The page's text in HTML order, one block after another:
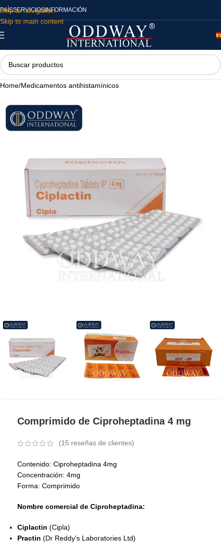
Skip to navigation
Skip to main content
PAÍSSERVICIOSINFORMACIÓN
Home/Medicamentos antihistamínicos
Comprimido de Ciproheptadina 4 mg
(15 reseñas de clientes)
Contenido: Ciproheptadina 4mg
Concentración: 4mg
Forma: Comprimido
Nombre comercial de Ciproheptadina:
Ciplactin (Cipla)
Practin (Dr Reddy's Laboratories Ltd)